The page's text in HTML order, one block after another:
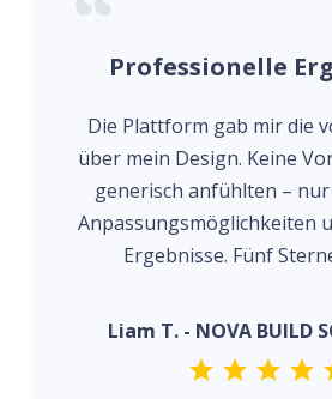
Professionelle
Die Plattform gab mir die
über mein Design. Keine
generisch anfühlten –
Anpassungsmöglichkeiten
Ergebnisse. Fünf
Liam T. - NOVA BUILD